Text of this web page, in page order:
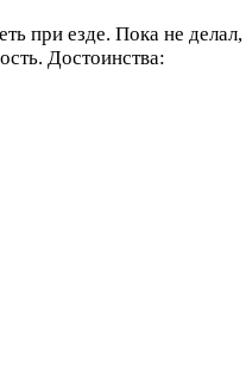
при езде. Пока не
Достоинства: